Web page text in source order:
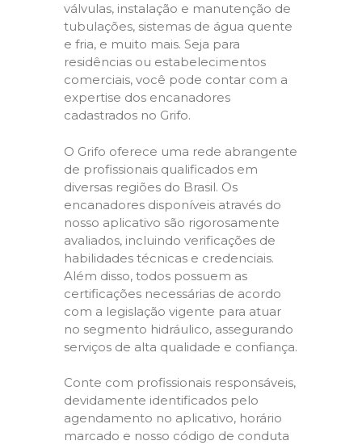
válvulas, instalação e manutenção de
tubulações, sistemas de água quente
e fria, e muito mais. Seja para
residências ou estabelecimentos
comerciais, você pode contar com a
expertise dos encanadores
cadastrados no Grifo.
O Grifo oferece uma rede abrangente
de profissionais qualificados em
diversas regiões do Brasil. Os
encanadores disponíveis através do
nosso aplicativo são rigorosamente
avaliados, incluindo verificações de
habilidades técnicas e credenciais.
Além disso, todos possuem as
certificações necessárias de acordo
com a legislação vigente para atuar
no segmento hidráulico, assegurando
serviços de alta qualidade e confiança.
Conte com profissionais responsáveis,
devidamente identificados pelo
agendamento no aplicativo, horário
marcado e nosso código de conduta